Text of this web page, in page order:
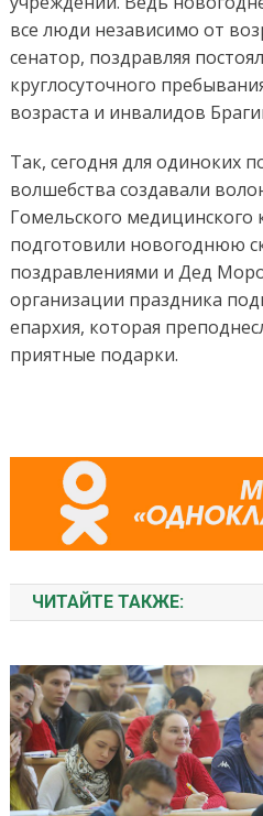
все люди независимо от
сенатор, поздравляя
круглосуточного
возраста и инвалидов
Так, сегодня для одиноких
волшебства создавали
Гомельского медицинского
подготовили новогоднюю
поздравлениями и Дед
организации праздника
епархия, которая
приятные подарки.
ЧИТАЙТЕ ТАКЖЕ: